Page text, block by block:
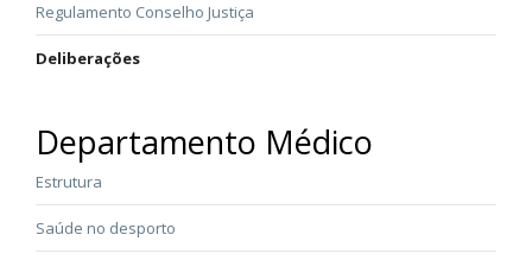
Regulamento Conselho Justiça
Deliberações
Departamento Médico
Estrutura
Saúde no desporto